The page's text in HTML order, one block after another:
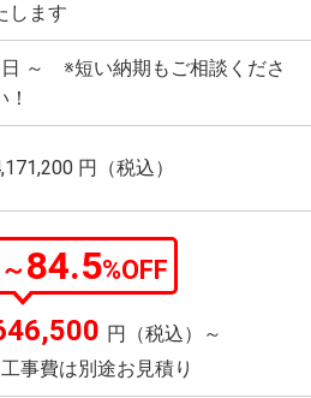
します
～ ※短い納期もご相談くださ
！
円（税込）
～84.5%OFF
円（税込）～
事費は別途お見積り